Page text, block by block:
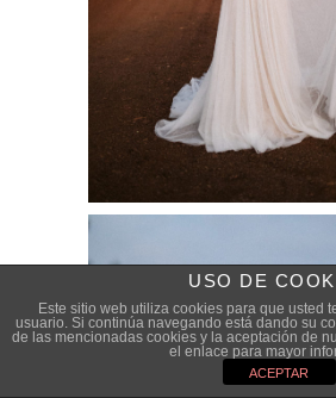
USO DE
Este sitio web utiliza cookies para que usted
usuario. Si continúa navegando está dando su
de las mencionadas cookies y la aceptación de
el enlace para mayor
ACEPTAR